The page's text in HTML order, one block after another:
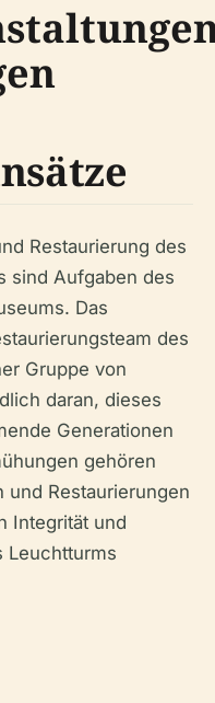
Restaurierung des
sind Aufgaben des
Das
des
Gruppe von
daran, dieses
Generationen
gehören
und Restaurierungen
Integrität und
Leuchtturms